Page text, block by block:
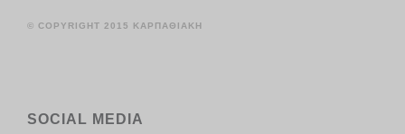
© COPYRIGHT 2015 ΚΑΡΠΑΘΙΑΚΗ
SOCIAL MEDIA